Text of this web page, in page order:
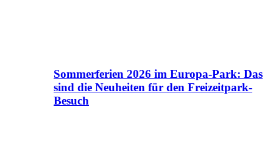
Sommerferien 2026 im Europa-Park: Das
sind die Neuheiten für den Freizeitpark-
Besuch